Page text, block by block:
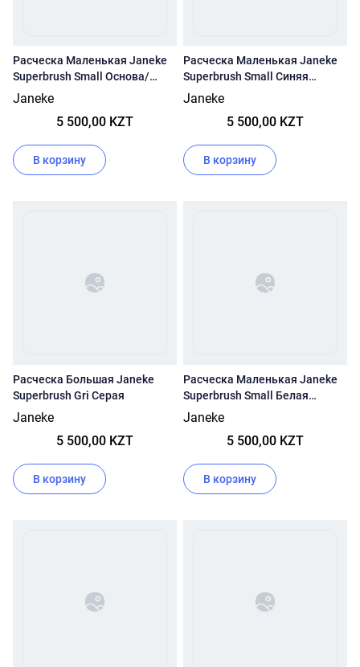
Расческа Маленькая Janeke
Superbrush Small Основа/
Белые Зубчики (Rsa -
Janeke
5 500,00 KZT
В корзину
Расческа Маленькая Janeke
Superbrush Small Синяя
Основа/Розовые Зубчики
Janeke
5 500,00 KZT
В корзину
Расческа Большая Janeke
Superbrush Gri Серая
Janeke
5 500,00 KZT
В корзину
Расческа Маленькая Janeke
Superbrush Small Белая
Основа/Цветные Зубчики
Janeke
5 500,00 KZT
В корзину